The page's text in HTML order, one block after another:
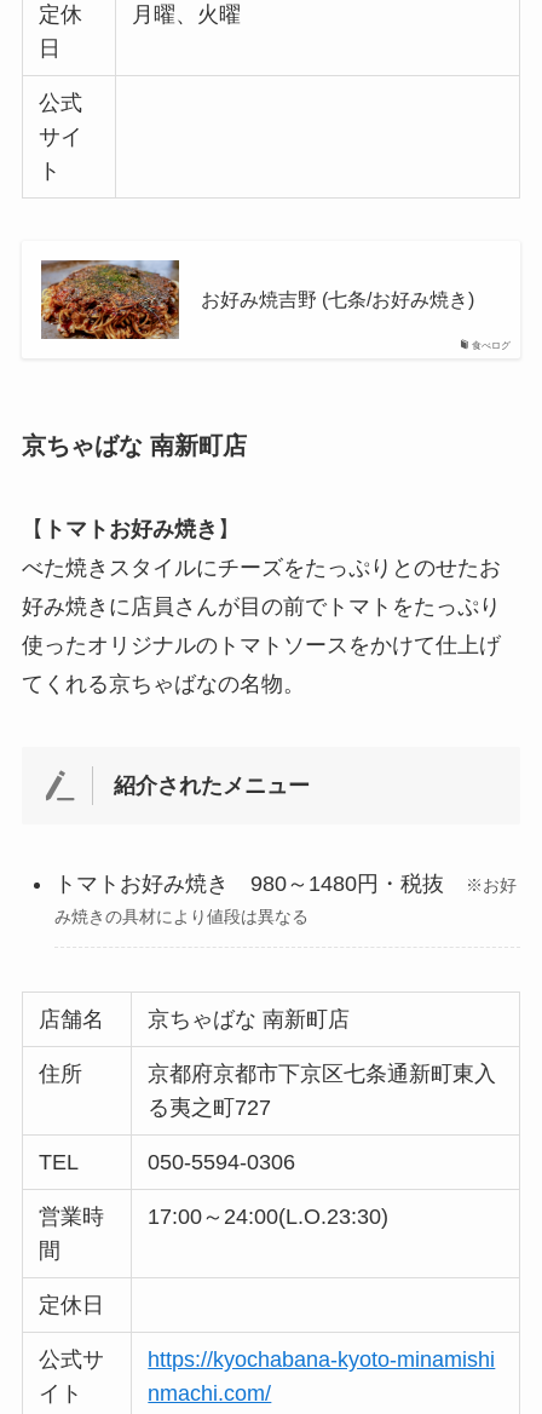
定休
日
月曜、火曜
公式
サイ
ト
食べログ
お好み焼吉野 (七条/お好み焼き)
京ちゃばな 南新町店
【 トマトお好み焼き 】
べた焼きスタイルにチーズをたっぷりとのせたお
好み焼きに店員さんが目の前でトマトをたっぷり
使ったオリジナルのトマトソースをかけて仕上げ
てくれる京ちゃばなの名物。
紹介されたメニュー
トマトお好み焼き 980～1480円・税抜
※お好
み焼きの具材により値段は異なる
店舗名 京ちゃばな 南新町店
住所
京都府京都市下京区七条通新町東入
る夷之町727
TEL 050-5594-0306
営業時
間
17:00～24:00(L.O.23:30)
定休日
公式サ
イト
https://kyochabana-kyoto-minamishi
nmachi.com/